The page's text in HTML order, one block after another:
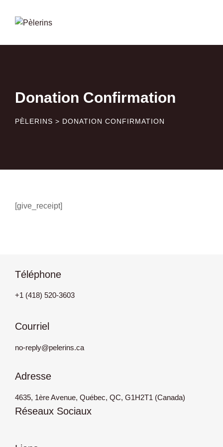
Donation Confirmation
PÈLERINS > DONATION CONFIRMATION
[give_receipt]
Téléphone
+1 (418) 520-3603
Courriel
no-reply@pelerins.ca
Adresse
4635, 1ère Avenue, Québec, QC, G1H2T1 (Canada)
Réseaux Sociaux